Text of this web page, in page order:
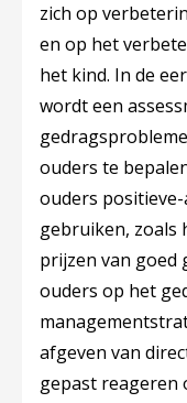
zich op
en op het
het kind. In de
wordt een
ouders te
ouders
gebruiken, zoals
prijzen van goed
ouders op het
afgeven van
gepast reageren